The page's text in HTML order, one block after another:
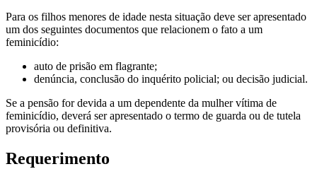
Para os filhos menores de idade nesta situação deve ser apresentado
um dos seguintes documentos que relacionem o fato a um
feminicídio:
auto de prisão em flagrante;
denúncia, conclusão do inquérito policial; ou decisão judicial.
Se a pensão for devida a um dependente da mulher vítima de
feminicídio, deverá ser apresentado o termo de guarda ou de tutela
provisória ou definitiva.
Requerimento